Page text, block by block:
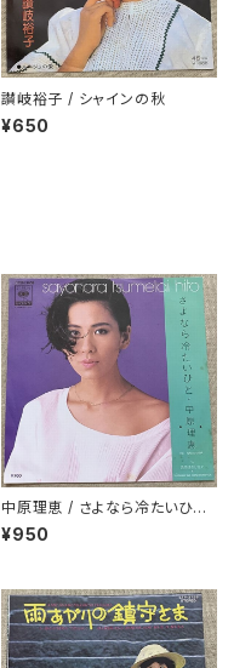
讃岐裕子 / シャインの秋
¥650
中原理恵 / さよなら冷たいひと
プロモ
¥950